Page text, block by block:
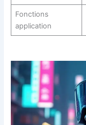
Fonctions
application